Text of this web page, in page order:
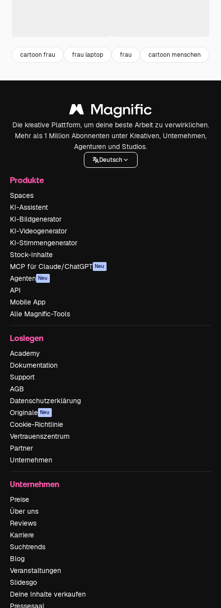
cartoon frau frau laptop frau cartoon menschen
Die kreative Plattform, um deine beste Arbeit zu verwirklichen.
Mehr als 1 Million Abonnenten unter Kreativen, Unternehmen,
Agenturen und Studios.
Deutsch
Produkte
Spaces
KI-Assistent
KI-Bildgenerator
KI-Videogenerator
KI-Stimmengenerator
Stock-Inhalte
MCP für Claude/ChatGPT Neu
Agenten Neu
API
Mobile App
Alle Magnific-Tools
Loslegen
Academy
Dokumentation
Support
AGB
Datenschutzerklärung
Originale Neu
Cookie-Richtlinie
Vertrauenszentrum
Partner
Unternehmen
Unternehmen
Preise
Über uns
Reviews
Karriere
Suchtrends
Blog
Veranstaltungen
Slidesgo
Deine Inhalte verkaufen
Pressesaal